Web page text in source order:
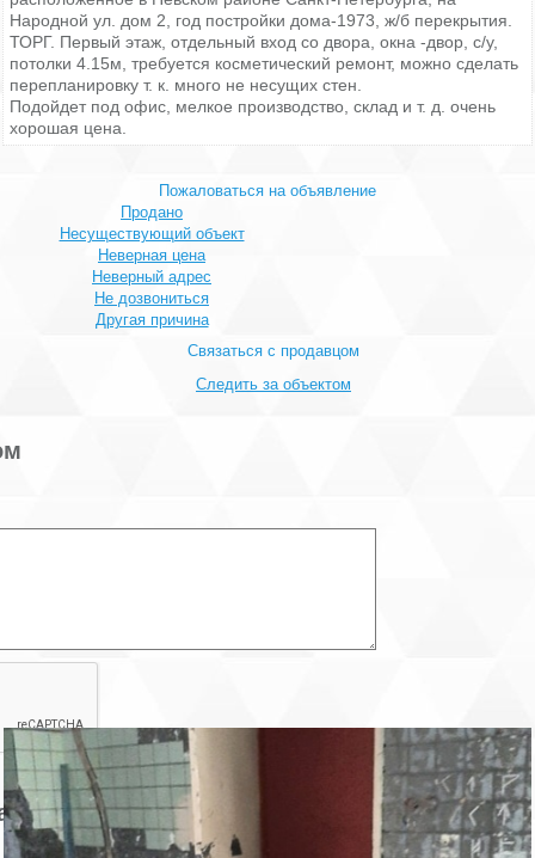
Народной ул. дом 2, год постройки дома-1973, ж/б перекрытия.
ТОРГ. Первый этаж, отдельный вход со двора, окна -двор, с/у,
потолки 4.15м, требуется косметический ремонт, можно сделать
перепланировку т. к. много не несущих стен.
Подойдет под офис, мелкое производство, склад и т. д. очень
хорошая цена.
Пожаловаться на объявление
Продано
Несуществующий объект
Неверная цена
Неверный адрес
Не дозвониться
Другая причина
Связаться с продавцом
Следить за объектом
Контактный телефон: